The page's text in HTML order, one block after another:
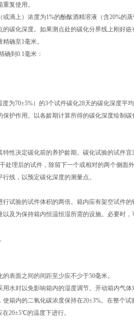
复使用。
上）浓度为1%的酚酞酒精溶液（含20%的蒸
碳化深度。如果测点处的碳化分界线上刚好
确至1毫米。
精确到0.1毫米：
70±5%）的3个试件碳化28天的碳化深度平
护作用。以各龄期计算所得的碳化深度绘制碳
决定碳化前的养护龄期。碳化试验的试件宜
理后的试件，除留下一个或相对的两个侧面
线，以预定碳化深度的测量点。
验的试件体积的两倍。箱内应有架空试件的
及为保持箱内恒温恒湿所需的设施。必要时
表面之间的间距至少应不少于50毫米。
封以免影响箱内的湿度调节。开动箱内气体
箱内的二氧化碳浓度保持在20±3%。在整个试
20±5℃的温度下进行。